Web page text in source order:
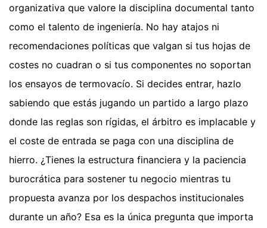
organizativa que valore la disciplina documental tanto
como el talento de ingeniería. No hay atajos ni
recomendaciones políticas que valgan si tus hojas de
costes no cuadran o si tus componentes no soportan
los ensayos de termovacío. Si decides entrar, hazlo
sabiendo que estás jugando un partido a largo plazo
donde las reglas son rígidas, el árbitro es implacable y
el coste de entrada se paga con una disciplina de
hierro. ¿Tienes la estructura financiera y la paciencia
burocrática para sostener tu negocio mientras tu
propuesta avanza por los despachos institucionales
durante un año? Esa es la única pregunta que importa